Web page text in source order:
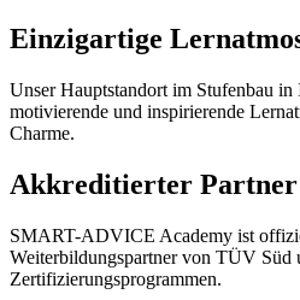
Einzigartige
Unser Hauptstandort im Stufenbau in
motivierende und inspirierende
Charme.
Akkreditierter Partner
SMART-ADVICE Academy ist
Weiterbildungspartner von TÜV Süd
Zertifizierungsprogrammen.